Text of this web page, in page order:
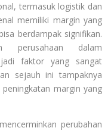
termasuk logistik dan
memiliki margin yang
berdampak signifikan.
perusahaan dalam
faktor yang sangat
sejauh ini tampaknya
margin yang
perubahan